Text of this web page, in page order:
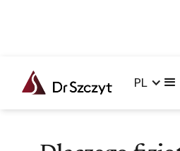
PL
Główna / Blog /Ciało i twarz
Dlaczego fizjoterapia po operacjach plastycznych